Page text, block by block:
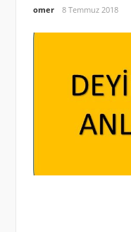
omer 8 Temmuz 2018